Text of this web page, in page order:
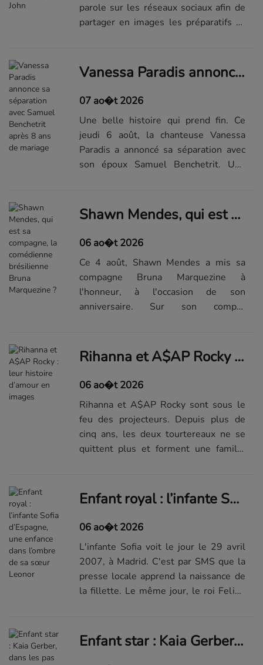
parole sur les réseaux sociaux afin de
partager en images les préparatifs et
ses fans. Un événe...Lire la suite de
l'article sur Elle.fr
Vanessa Paradis annonce sa séparation avec Samuel Benchetrit après 8 ans de mariage
07 ao�t 2026
Une belle histoire qui prend fin. Ce
jeudi 6 août, la chanteuse Vanessa
Paradis a annoncé sa séparation avec
son époux Samuel Benchetrit. Une
transmis par leur manager. Une
sépara...Lire la suite de l'article sur...Shawn Mendes, qui est sa compagne, la comédienne brésilienne Bruna Marquezine ?
06 ao�t 2026
Ce 4 août, Shawn Mendes a mis sa
compagne Bruna Marquezine à
l'honneur, à l'occasion de son
anniversaire. Sur son compte
fête. En légende de la publication, l'ex
petit-ami de C...Lire la suite de
l'article...
Rihanna et A$AP Rocky : leur histoire d’amour en images
06 ao�t 2026
Rihanna et A$AP Rocky sont sous le
feu des projecteurs. Depuis plus de
cinq ans, les deux tourtereaux ne se
quittent plus et forment une famille
été particulièrement scrutée
par...Visualiser la suite du diaporama
sur Elle.fr
Enfant royal : l’infante Sofia d’Espagne, une enfance dans l’ombre de sa sœur Leonor
06 ao�t 2026
L'infante Sofia voit le jour le 29 avril
2007, à Madrid. C'est par SMS que la
presse locale apprend la naissance de
la fillette. Le même jour, le roi Felipe
ce que la rein...Visualiser la suite du
diaporama sur...
Enfant star : Kaia Gerber, dans les pas de sa mère Cindy Crawford